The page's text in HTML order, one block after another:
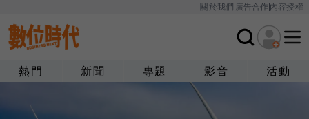
關於我們廣告合作內容授權
熱門 新聞 專題 影音 活動